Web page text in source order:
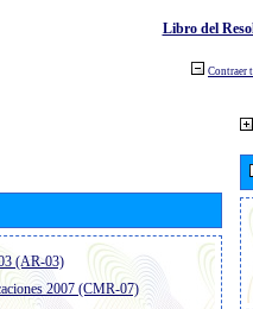
Libro del
Contraer
(AR-03)
2007 (CMR-07)